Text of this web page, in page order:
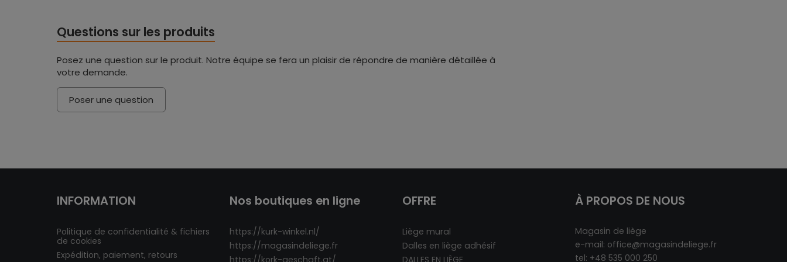
Questions sur les produits
Posez une question sur le produit. Notre équipe se fera un plaisir de répondre de manière détaillée à
votre demande.
Poser une question
INFORMATION
Politique de confidentialité & fichiers
de cookies
Expédition, paiement, retours
Nos boutiques en ligne
https://kurk-winkel.nl/
https://magasindeliege.fr
https://kork-geschaft.at/
OFFRE
Liège mural
Dalles en liège adhésif
DALLES EN LIÈGE
À PROPOS DE NOUS
Magasin de liège
e-mail: office@magasindeliege.fr
tel: +48 535 000 250